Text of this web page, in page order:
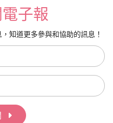
昌3800鄭*益3800林甄敏36
3000陳柔卉3000曾博彥2
2000純粹森活2000陳*瑜2
天1700無名氏1210陳秋
哲維、張婷婷1200許郁
*國1000戴宇陞1000林*宇
Hei800NgLucky King H
Ding600林宛霖600
王裔婷500陳駿達500何哲
彤200
子報
知道更多參與和協助的訊息！